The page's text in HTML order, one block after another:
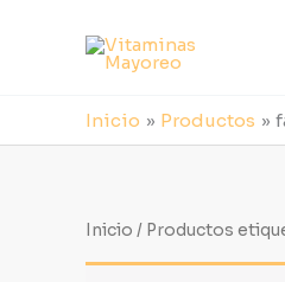
Inicio Productos
Inicio / Productos